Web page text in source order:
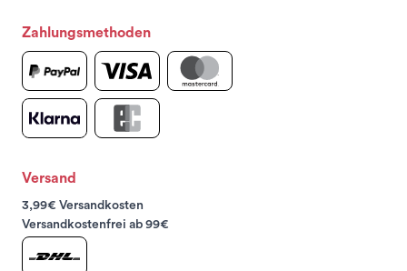
Zahlungsmethoden
Versand
3,99€ Versandkosten
Versandkostenfrei ab 99€